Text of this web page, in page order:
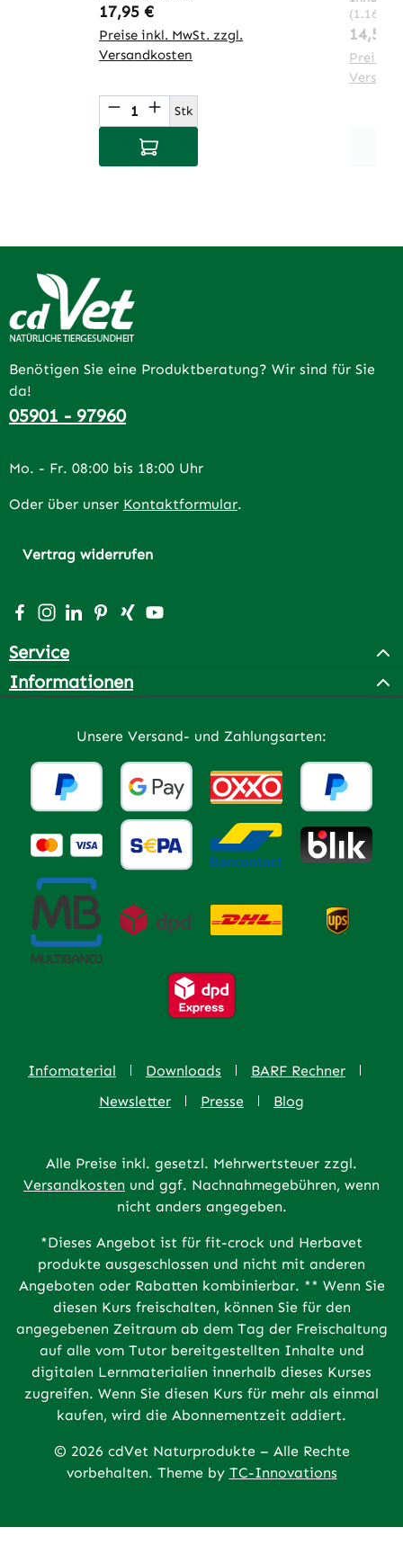
Regulärer Preis:
17,95 €
Preise inkl. MwSt. zzgl.
Versandkosten
Produkt Anzahl: Gib den
Stk
In den Warenkorb
14,50 €
Preise
Benötigen Sie eine Produktberatung? Wir sind für Sie
da!
05901 - 97960
Mo. - Fr. 08:00 bis 18:00 Uhr
Oder über unser Kontaktformular.
Vertrag widerrufen
Besuche uns auf Facebook – öffnet in neuem Tab
Schau auf Instagram vorbei – öffnet in neuem Tab
Vernetze dich mit uns auf LinkedIn – öffnet in
Lass dich auf Pinterest inspirieren – öffnet
Vernetze dich mit uns auf Xing – öffnet
Sieh dir unsere Videos auf YouTube
Service
Informationen
Unsere Versand- und Zahlungsarten:
Infomaterial Downloads
BARF Rechner
Newsletter
Presse Blog
Alle Preise inkl. gesetzl. Mehrwertsteuer zzgl.
Versandkosten und ggf. Nachnahmegebühren, wenn
nicht anders angegeben.
*Dieses Angebot ist für fit-crock und Herbavet
produkte ausgeschlossen und nicht mit anderen
Angeboten oder Rabatten kombinierbar. ** Wenn Sie
diesen Kurs freischalten, können Sie für den
angegebenen Zeitraum ab dem Tag der Freischaltung
auf alle vom Tutor bereitgestellten Inhalte und
digitalen Lernmaterialien innerhalb dieses Kurses
zugreifen. Wenn Sie diesen Kurs für mehr als einmal
kaufen, wird die Abonnementzeit addiert.
© 2026 cdVet Naturprodukte – Alle Rechte
vorbehalten. Theme by TC-Innovations